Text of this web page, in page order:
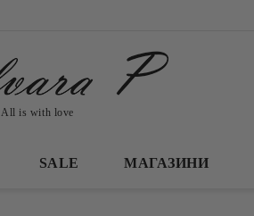
All is with love
SALE МАГАЗИНИ